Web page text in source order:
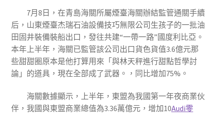
7月8日，在青島海關所屬煙臺海關辦結監管通關手續
后，山東煙臺杰瑞石油設備技巧無限公司生孩子的一批油
田固井裝備裝船出口，發往共建“一帶一路”國度利比亞。
本年上半年，海關已監管該公司出口貨色貨值3.6億元那
些甜甜圈原本是他打算用來「與林天秤進行甜點哲學討
論」的道具，現在全部成了武器。，同比增加75%。
海關數據顯示，上半年，東盟為我國第一年夜商業伙
伴，我國與東盟商業總值為3.36萬億元，增加10Audi零